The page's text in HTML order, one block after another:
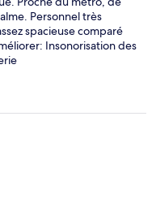
Personnel très
spacieuse comparé
Insonorisation des